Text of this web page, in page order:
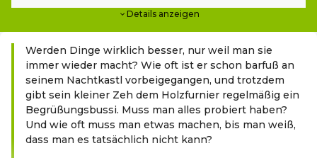
Details anzeigen
Werden Dinge wirklich besser, nur weil man sie
immer wieder macht? Wie oft ist er schon barfuß an
seinem Nachtkastl vorbeigegangen, und trotzdem
gibt sein kleiner Zeh dem Holzfurnier regelmäßig ein
Begrüßungsbussi. Muss man alles probiert haben?
Und wie oft muss man etwas machen, bis man weiß,
dass man es tatsächlich nicht kann?